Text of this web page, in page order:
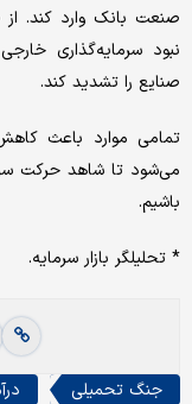
صنعت بانک وارد کند.
نبود سرمایه‌گذاری
صنایع را تشدید کند.
تمامی موارد باعث
می‌شود تا شاهد حرکت
باشیم.
* تحلیلگر بازار سرمایه.
جنگ تحمیلی